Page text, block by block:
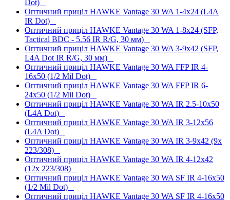
Dot)
Оптичний приціл HAWKE Vantage 30 WA 1-4x24 (L4A
IR Dot)
Оптичний приціл HAWKE Vantage 30 WA 1-8x24 (SFP,
Tactical BDC - 5.56 IR R/G, 30 мм)
Оптичний приціл HAWKE Vantage 30 WA 3-9x42 (SFP,
L4A Dot IR R/G, 30 мм)
Оптичний приціл HAWKE Vantage 30 WA FFP IR 4-
16x50 (1/2 Mil Dot)
Оптичний приціл HAWKE Vantage 30 WA FFP IR 6-
24x50 (1/2 Mil Dot)
Оптичний приціл HAWKE Vantage 30 WA IR 2.5-10x50
(L4A Dot)
Оптичний приціл HAWKE Vantage 30 WA IR 3-12x56
(L4A Dot)
Оптичний приціл HAWKE Vantage 30 WA IR 3-9x42 (9x
223/308)
Оптичний приціл HAWKE Vantage 30 WA IR 4-12x42
(12x 223/308)
Оптичний приціл HAWKE Vantage 30 WA SF IR 4-16x50
(1/2 Mil Dot)
Оптичний приціл HAWKE Vantage 30 WA SF IR 4-16x50